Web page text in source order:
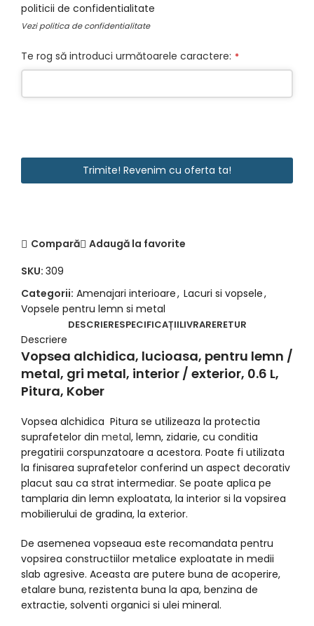
politicii de confidentialitate
Vezipolitica de confidentialitate
Te rog să introduci următoarele caractere: *
Trimite! Revenim cu oferta ta!
Compară
Adaugă la favorite
SKU: 309
Categorii: Amenajari interioare, Lacuri si vopsele,
Vopsele pentru lemn si metal
DESCRIERESPECIFICAȚIILIVRARERETUR
Descriere
Vopsea alchidica, lucioasa, pentru lemn /
metal, gri metal, interior / exterior, 0.6 L,
Pitura, Kober
Vopsea alchidica Pitura se utilizeaza la protectia
suprafetelor din metal, lemn, zidarie, cu conditia
pregatirii corspunzatoare a acestora. Poate fi utilizata
la finisarea suprafetelor conferind un aspect decorativ
placut sau ca strat intermediar. Se poate aplica pe
tamplaria din lemn exploatata, la interior si la vopsirea
mobilierului de gradina, la exterior.
De asemenea vopseaua este recomandata pentru
vopsirea constructiilor metalice exploatate in medii
slab agresive. Aceasta are putere buna de acoperire,
etalare buna, rezistenta buna la apa, benzina de
extractie, solventi organici si ulei mineral.